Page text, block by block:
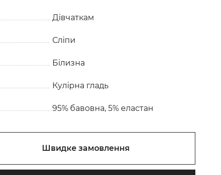
Дівчаткам
Сліпи
Білизна
Кулірна гладь
95% бавовна, 5% еластан
Швидке замовлення